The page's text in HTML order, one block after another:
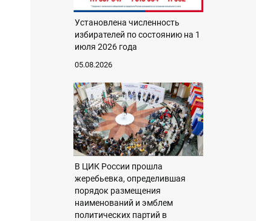
Установлена численность
избирателей по состоянию на 1
июля 2026 года
05.08.2026
В ЦИК России прошла
жеребьевка, определившая
порядок размещения
наименований и эмблем
политических партий в